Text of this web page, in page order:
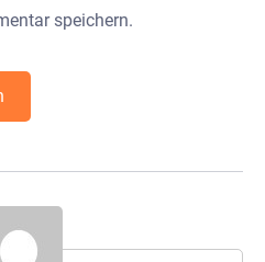
speichern.